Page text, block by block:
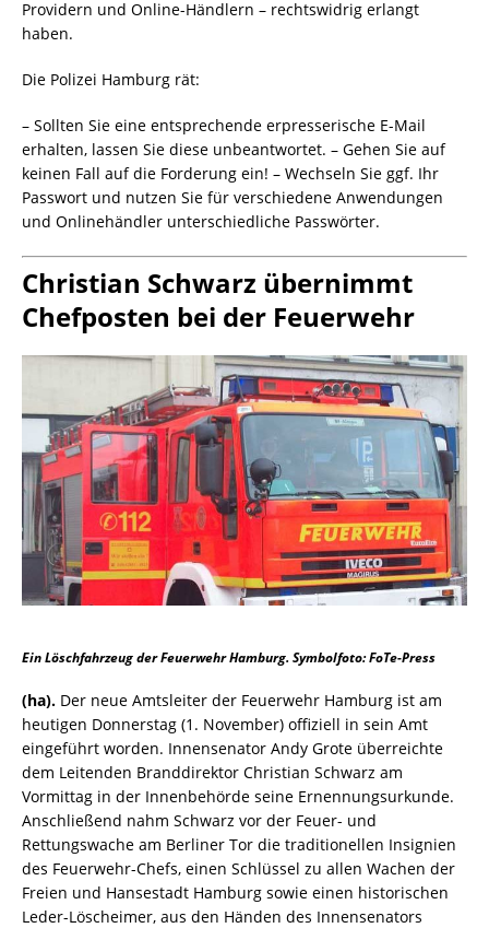
Providern und Online-Händlern – rechtswidrig erlangt
haben.
Die Polizei Hamburg rät:
– Sollten Sie eine entsprechende erpresserische E-Mail
erhalten, lassen Sie diese unbeantwortet. – Gehen Sie auf
keinen Fall auf die Forderung ein! – Wechseln Sie ggf. Ihr
Passwort und nutzen Sie für verschiedene Anwendungen
und Onlinehändler unterschiedliche Passwörter.
Christian Schwarz übernimmt
Chefposten bei der Feuerwehr
Ein Löschfahrzeug der Feuerwehr Hamburg. Symbolfoto: FoTe-Press
(ha). Der neue Amtsleiter der Feuerwehr Hamburg ist am
heutigen Donnerstag (1. November) offiziell in sein Amt
eingeführt worden. Innensenator Andy Grote überreichte
dem Leitenden Branddirektor Christian Schwarz am
Vormittag in der Innenbehörde seine Ernennungsurkunde.
Anschließend nahm Schwarz vor der Feuer- und
Rettungswache am Berliner Tor die traditionellen Insignien
des Feuerwehr-Chefs, einen Schlüssel zu allen Wachen der
Freien und Hansestadt Hamburg sowie einen historischen
Leder-Löscheimer, aus den Händen des Innensenators